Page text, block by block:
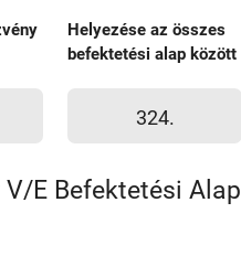
Helyezése az összes
befektetési alap között
324.
E Befektetési Alap